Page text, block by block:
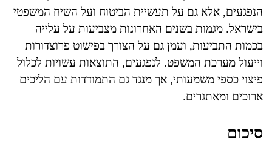
הנפגעים, אלא גם על תעשיית הביטוח ועל השיח המשפטי
בישראל. מגמות בשנים האחרונות מצביעות על עלייה
בכמות התביעות, ועמן גם על הצורך בפישוט פרוצדורות
וייעול מערכת המשפט. לנפגעים, התוצאות עשויות לכלול
פיצוי כספי משמעותי, אך מנגד גם התמודדות עם הליכים
ארוכים ומאתגרים.
סיכום